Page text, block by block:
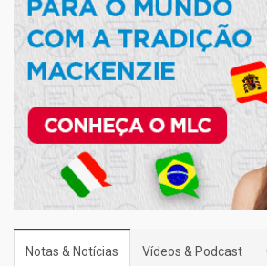
Notas & Notícias Vídeos & Podcast